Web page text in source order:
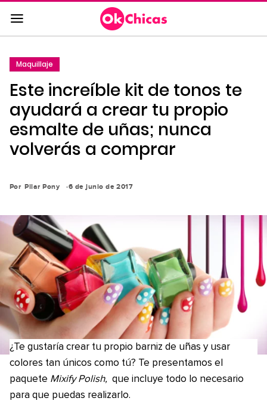
Saltar
al
contenido
a
la
navegación
principal
Maquillaje
Este increíble kit de tonos te
ayudará a crear tu propio
esmalte de uñas; nunca
volverás a comprar
Por Pilar Pony 6 de junio de 2017
¿Te gustaría crear tu propio barniz de uñas y usar
colores tan únicos como tú? Te presentamos el
paquete Mixify Polish, que incluye todo lo necesario
para que puedas realizarlo.